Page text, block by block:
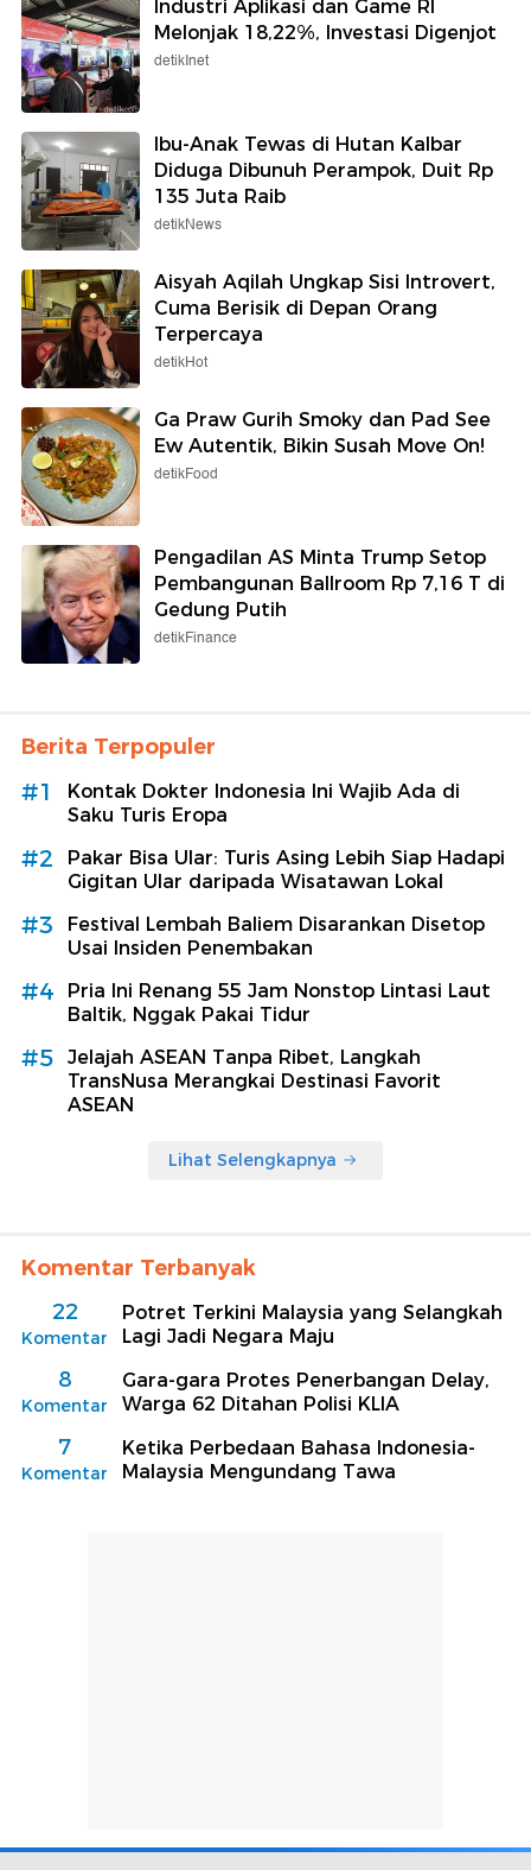
Industri Aplikasi dan Game RI
Melonjak 18,22%, Investasi Digenjot
detikInet
Ibu-Anak Tewas di Hutan Kalbar
Diduga Dibunuh Perampok, Duit Rp
135 Juta Raib
detikNews
Aisyah Aqilah Ungkap Sisi Introvert,
Cuma Berisik di Depan Orang
Terpercaya
detikHot
Ga Praw Gurih Smoky dan Pad See
Ew Autentik, Bikin Susah Move On!
detikFood
Pengadilan AS Minta Trump Setop
Pembangunan Ballroom Rp 7,16 T di
Gedung Putih
detikFinance
Berita Terpopuler
#1
Kontak Dokter Indonesia Ini Wajib Ada di
Saku Turis Eropa
#2
Pakar Bisa Ular: Turis Asing Lebih Siap Hadapi
Gigitan Ular daripada Wisatawan Lokal
#3
Festival Lembah Baliem Disarankan Disetop
Usai Insiden Penembakan
#4
Pria Ini Renang 55 Jam Nonstop Lintasi Laut
Baltik, Nggak Pakai Tidur
#5
Jelajah ASEAN Tanpa Ribet, Langkah
TransNusa Merangkai Destinasi Favorit
ASEAN
Lihat Selengkapnya
Komentar Terbanyak
22
Komentar
Potret Terkini Malaysia yang Selangkah
Lagi Jadi Negara Maju
8
Komentar
Gara-gara Protes Penerbangan Delay,
Warga 62 Ditahan Polisi KLIA
7
Komentar
Ketika Perbedaan Bahasa Indonesia-
Malaysia Mengundang Tawa